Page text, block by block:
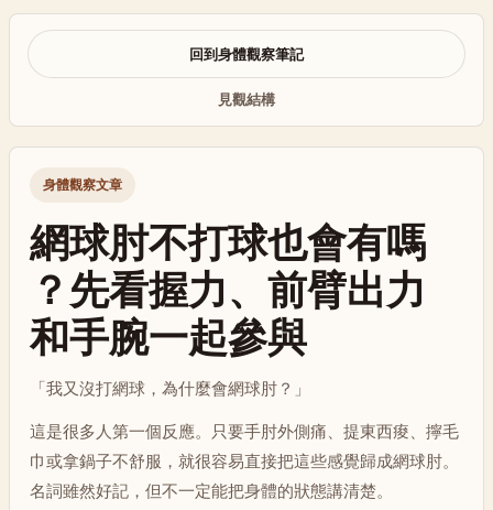
回到身體觀察筆記
見觀結構
身體觀察文章
網球肘不打球也會有嗎
？先看握力、前臂出力
和手腕一起參與
「我又沒打網球，為什麼會網球肘？」
這是很多人第一個反應。只要手肘外側痛、提東西痠、擰毛
巾或拿鍋子不舒服，就很容易直接把這些感覺歸成網球肘。
名詞雖然好記，但不一定能把身體的狀態講清楚。